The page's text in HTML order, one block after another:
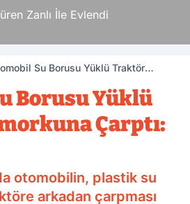
Zanlı İle Evlendi
Su Borusu Yüklü Traktör
Borusu Yüklü
Çarptı:
otomobilin, plastik su
arkadan çarpması